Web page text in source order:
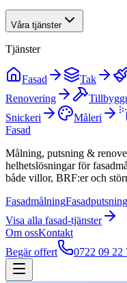
Våra tjänster
Tjänster
Fasad Tak
Renovering
Snickeri
Måleri
Fasad
Målning, putsning &
helhetslösningar för
både villor, BRF:er och
FasadmålningFasadputsning
Visa alla fasad-tjänster
Om ossKontakt
Begär offert
0722 09 22